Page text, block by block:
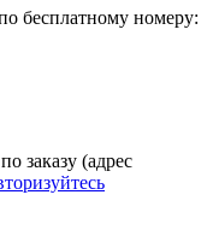
бесплатному номеру:
заказу (адрес